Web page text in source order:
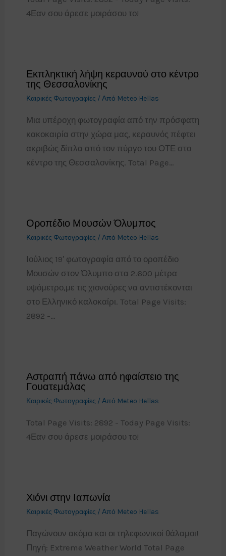
4Εαν σου άρεσε μοιράσου το!
Εκπληκτική λήψη κεραυνού στο κέντρο
της Θεσσαλονίκης
Καιρικές Φωτογραφίες / Από Meteo Hellas
Μια υπέροχη φωτογραφία από την πρόσφατη
κακοκαιρία στην χώρα μας, κεραυνός πέφτει
ακριβώς δίπλα από τον πύργο του ΟΤΕ στο
κέντρο της Θεσσαλονίκης. Total Page…
Οροπέδιο Μουσών Όλυμπος
Καιρικές Φωτογραφίες / Από Meteo Hellas
Ιούλιος 19′ φωτογραφία από το οροπέδιο
Μουσών στον Όλυμπο στα 2.600 μέτρα
υψόμετρο,με τις χιονούρες να αντιστέκονται
στο Ελληνικό καλοκαίρι. Total Page Visits:
2892 -…
Αστραπή πάνω από ηφαίστειο της
Γουατεμάλας
Καιρικές Φωτογραφίες / Από Meteo Hellas
Total Page Visits: 2892 - Today Page Visits:
4Εαν σου άρεσε μοιράσου το!
Χιόνι στην Ιαπωνία
Καιρικές Φωτογραφίες / Από Meteo Hellas
Παγώνουν ακόμα και οι τηλεφωνικοί θάλαμοι!
Πηγή: Extreme Weather World Total Page